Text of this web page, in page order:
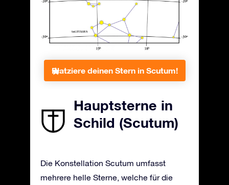
Platziere deinen Stern in Scutum!
Hauptsterne in
Schild (Scutum)
Die Konstellation Scutum umfasst
mehrere helle Sterne, welche für die